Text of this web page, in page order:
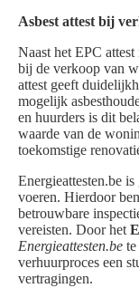
Asbest attest bij
Naast het EPC
bij de verkoop van
attest geeft
mogelijk
en huurders is dit
waarde van de
toekomstige
Energieattesten.be
voeren. Hierdoor
betrouwbare
vereisten. Door het
Energieattesten.be
verhuurproces een
vertragingen.